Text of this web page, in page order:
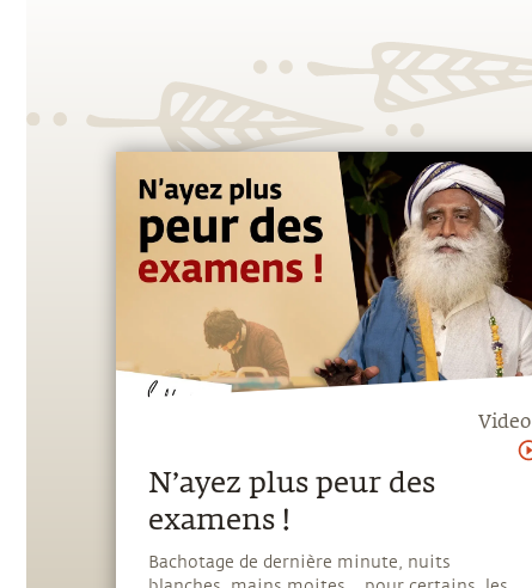
Video
N’ayez plus peur des
examens !
Bachotage de dernière minute, nuits